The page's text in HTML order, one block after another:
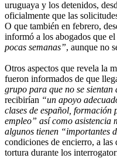
uruguaya y los detenidos,
oficialmente que las
O que también en febrero,
informó a los abogados que
pocas semanas”, aunque no
Otros aspectos que revela la
fueron informados de que
grupo para que no se sientan
recibirían “un apoyo
clases de español,
empleo” así como asistencia
algunos tienen “importantes
condiciones de encierro, a las
tortura durante los